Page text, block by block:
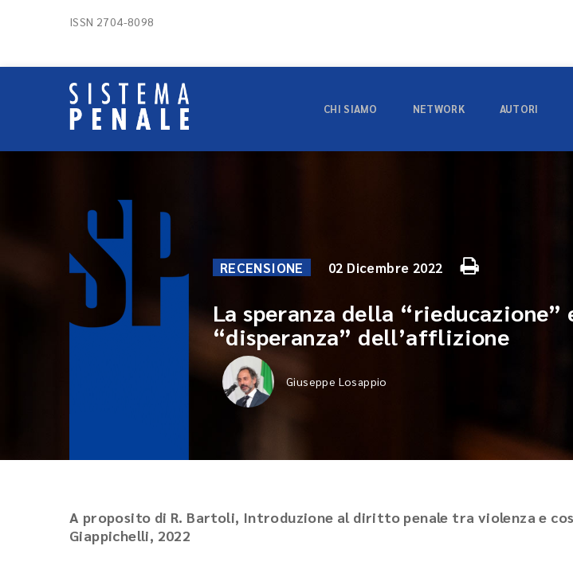
ISSN 2704-8098
CHI SIAMO NETWORK AUTORI
RECENSIONE 02 Dicembre 2022
La speranza della
“disperanza” dell’afflizione
Giuseppe Losappio
A proposito di R. Bartoli, Introduzione al diritto penale tra violenza e
Giappichelli, 2022